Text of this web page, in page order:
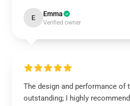
E Emma
Verified owner
The design and performance of
outstanding; I highly